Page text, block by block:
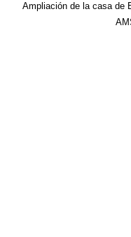
Ampliación de la casa de